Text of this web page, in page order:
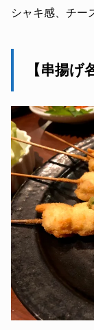
シャキ感、チー
【串揚げ